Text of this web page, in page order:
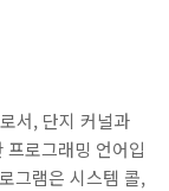
서, 단지 커널과
로그래밍 언어입
그램은 시스템 콜,